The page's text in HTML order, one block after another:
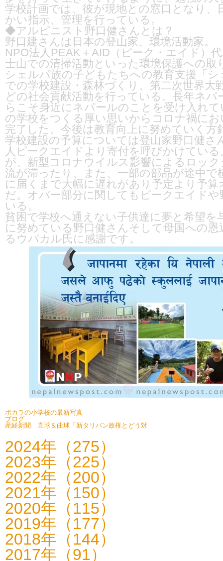
学校計画では、彼が現地との窓口となり、
かい指示、管理を行っている。
◆アルピニスト野口健さんとは？
野口建さんは日本の登山家、環境活動家。
NPO法人PEAK＋AID（ピーク・エイド）
士山での清掃活動といった環境保護への取
シェルパ族の子どもたちへの教育支援「
での学校建設・森林づくり、第二次世界大
どの社会貢献活動を行っている。長年ネ
らこそ身近にネパールのことを受け入れ
の学校をつくる厚い思いからコロナ禍に
完了した。今後は教育向上に努めていく方
学校建設の予算については登山家野口健さ
人ピークエイドより寄付を呼びかけてい
が、新型コロナウイルス影響によるロッ
流が滞ったり、また、一部の部品が途中
に届くまで大幅に遅れがあり予定より予
だ。オバー部分に関してもピークエイド
いる。
貧困で学校へ通えない子供達に夢と希望を
に努めている野口健さんそして母国への
るウパカル氏に感謝です。
ポカラの小学校の最新写真
ブログ
産経新聞 直球＆曲球「新タリバン政権とどう対
2024年（275）
2023年（225）
2022年（200）
2021年（150）
2020年（115）
2019年（177）
2018年（144）
2017年（91）